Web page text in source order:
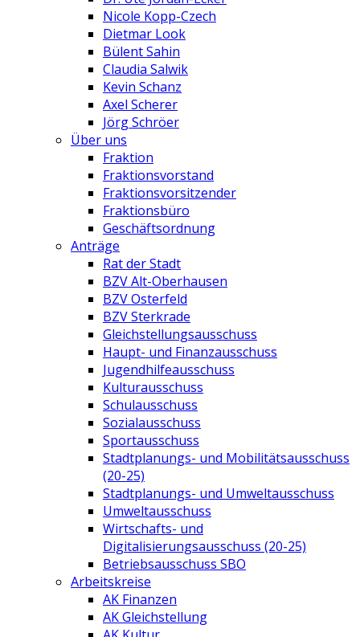
Nicole Kopp-Czech
Dietmar Look
Bülent Sahin
Claudia Salwik
Kevin Schanz
Axel Scherer
Jörg Schröer
Über uns
Fraktion
Fraktionsvorstand
Fraktionsvorsitzender
Fraktionsbüro
Geschäftsordnung
Anträge
Rat der Stadt
BZV Alt-Oberhausen
BZV Osterfeld
BZV Sterkrade
Gleichstellungsausschuss
Haupt- und Finanzausschuss
Jugendhilfeausschuss
Kulturausschuss
Schulausschuss
Sozialausschuss
Sportausschuss
Stadtplanungs- und Mobilitätsausschuss
(20-25)
Stadtplanungs- und Umweltausschuss
Umweltausschuss
Wirtschafts- und
Digitalisierungsausschuss (20-25)
Betriebsausschuss SBO
Arbeitskreise
AK Finanzen
AK Gleichstellung